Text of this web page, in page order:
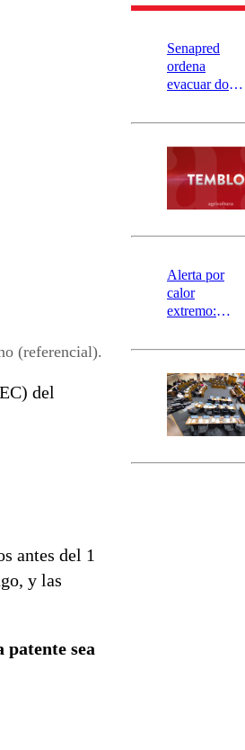
(referencial).
del
antes del 1
y las
sea
Senapred
ordena
evacuar dos
Carahue por
río Damas:
activa
mensajería
SAE
Alerta por
calor
extremo:
activa Alerta
Preventiva en
tres comunas